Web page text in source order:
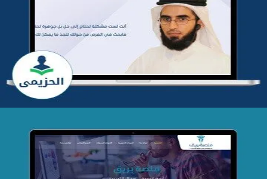
تطوير موقع المدرب ياسر الحزيمي
التفاصيل
تصميم منصة بريق